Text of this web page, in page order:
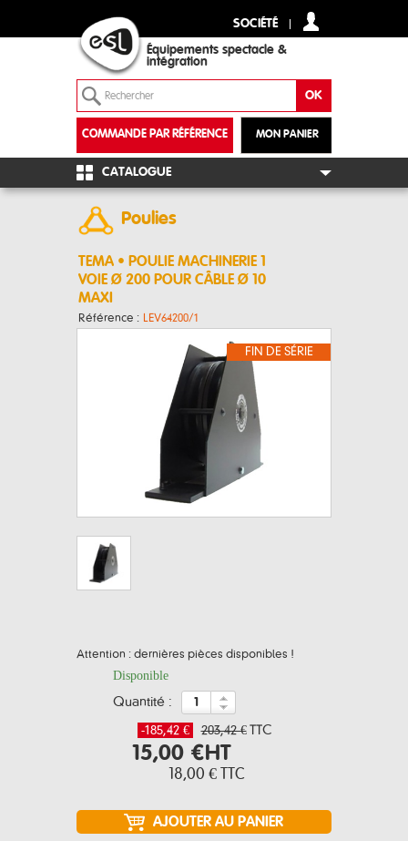
SOCIÉTÉ
Équipements spectacle &
intégration
MON PANIER
COMMANDE PAR RÉFÉRENCE
+
CATALOGUE
Poulies
TEMA • POULIE MACHINERIE 1
VOIE Ø 200 POUR CÂBLE Ø 10
MAXI
Référence : LEV64200/1
FIN DE SÉRIE
Attention : dernières pièces disponibles !
Disponible
quantité :
-185,42 € 203,42 € TTC
15,00 €HT
18,00 € TTC